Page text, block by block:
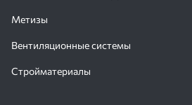
Метизы
Вентиляционные системы
Стройматериалы